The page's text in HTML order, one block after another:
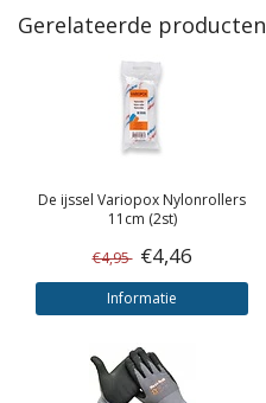
Gerelateerde producten
De ijssel Variopox Nylonrollers
11cm (2st)
€4,95 €4,46
Informatie